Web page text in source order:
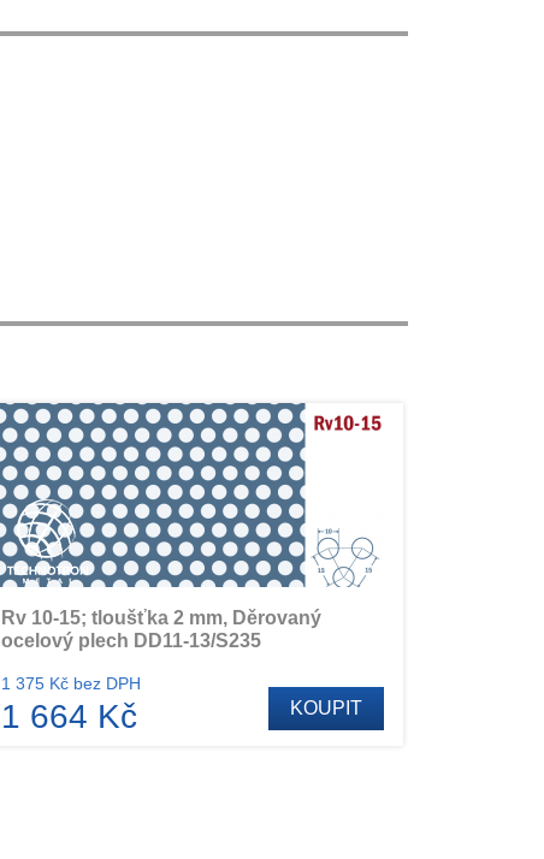
Rv 10-15; tloušťka 2 mm, Děrovaný
ocelový plech DD11-13/S235
1 375 Kč bez DPH
1 664 Kč KOUPIT